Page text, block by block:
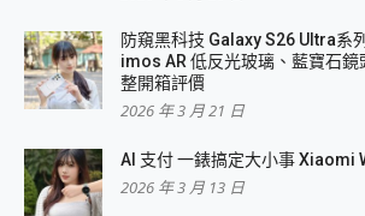
防窺黑科技 Galaxy S26 Ultra系
imos AR 低反光玻璃、藍寶石
整開箱評價
2026 年 3 月 21 日
AI 支付 一錶搞定大小事 Xiaomi
2026 年 3 月 13 日